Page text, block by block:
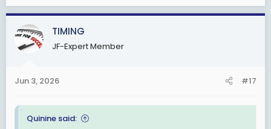
a
c
t
i
s
TIMING
JF-Expert Member
Jun 3, 2026 #17
Quinine said: